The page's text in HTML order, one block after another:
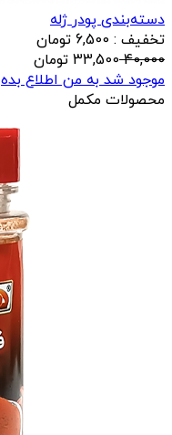
دسته‌بندی پودر ژله
تخفیف : 6,500 تومان
40,000
33,500 تومان
موجود شد به من اطلاع بده
محصولات مکمل